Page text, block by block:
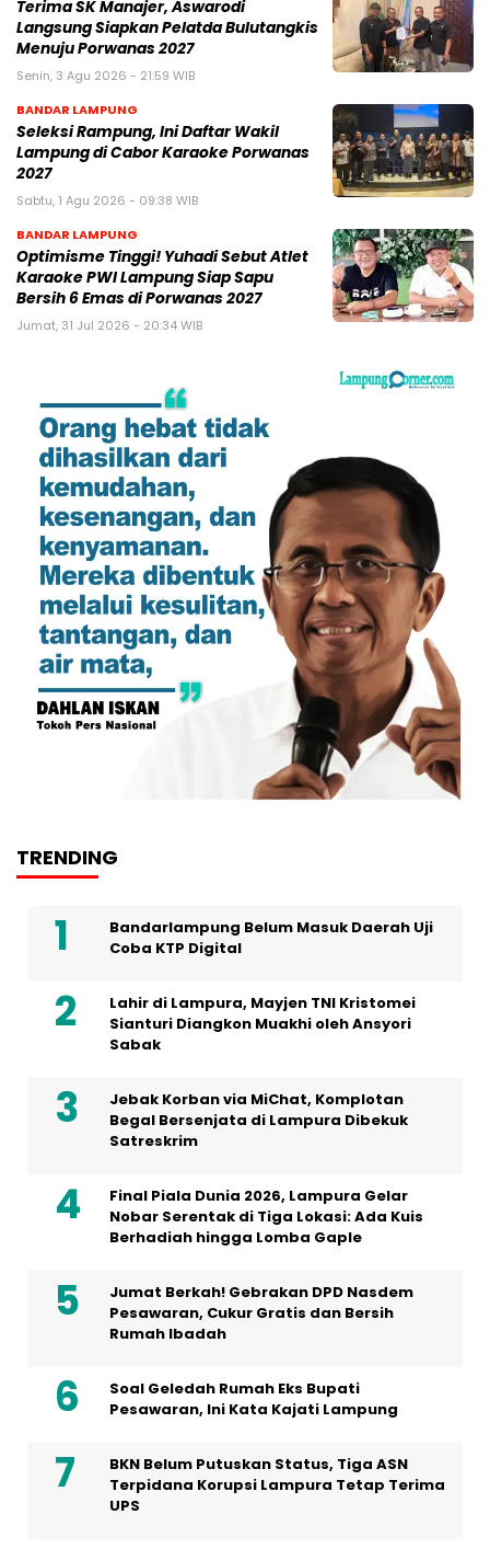
Terima SK Manajer, Aswarodi
Langsung Siapkan Pelatda Bulutangkis
Menuju Porwanas 2027
Senin, 3 Agu 2026 - 21:59 WIB
BANDAR LAMPUNG
Seleksi Rampung, Ini Daftar Wakil
Lampung di Cabor Karaoke Porwanas
2027
Sabtu, 1 Agu 2026 - 09:38 WIB
BANDAR LAMPUNG
Optimisme Tinggi! Yuhadi Sebut Atlet
Karaoke PWI Lampung Siap Sapu
Bersih 6 Emas di Porwanas 2027
Jumat, 31 Jul 2026 - 20:34 WIB
TRENDING
Bandarlampung Belum Masuk Daerah Uji
Coba KTP Digital
Lahir di Lampura, Mayjen TNI Kristomei
Sianturi Diangkon Muakhi oleh Ansyori
Sabak
Jebak Korban via MiChat, Komplotan
Begal Bersenjata di Lampura Dibekuk
Satreskrim
Final Piala Dunia 2026, Lampura Gelar
Nobar Serentak di Tiga Lokasi: Ada Kuis
Berhadiah hingga Lomba Gaple
Jumat Berkah! Gebrakan DPD Nasdem
Pesawaran, Cukur Gratis dan Bersih
Rumah Ibadah
Soal Geledah Rumah Eks Bupati
Pesawaran, Ini Kata Kajati Lampung
BKN Belum Putuskan Status, Tiga ASN
Terpidana Korupsi Lampura Tetap Terima
UPS